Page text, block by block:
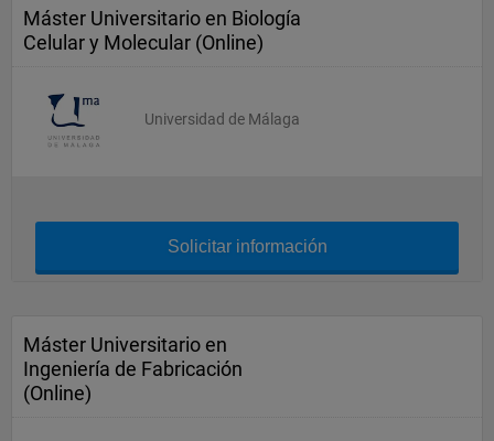
Máster Universitario en Biología
Celular y Molecular (Online)
Universidad de Málaga
Solicitar información
Máster Universitario en
Ingeniería de Fabricación
(Online)